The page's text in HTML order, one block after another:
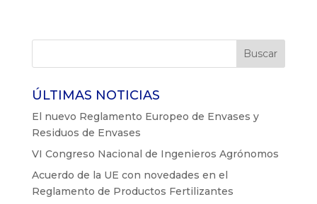
ÚLTIMAS NOTICIAS
El nuevo Reglamento Europeo de Envases y
Residuos de Envases
VI Congreso Nacional de Ingenieros Agrónomos
Acuerdo de la UE con novedades en el
Reglamento de Productos Fertilizantes